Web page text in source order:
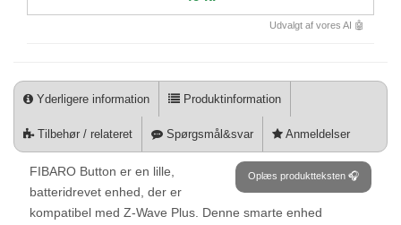
Udvalgt af vores AI 🤖
Yderligere information Produktinformation
Tilbehør / relateret Spørgsmål&svar Anmeldelser
Oplæs produktteksten 🎧
FIBARO Button er en lille,
batteridrevet enhed, der er
kompatibel med Z-Wave Plus. Denne smarte enhed